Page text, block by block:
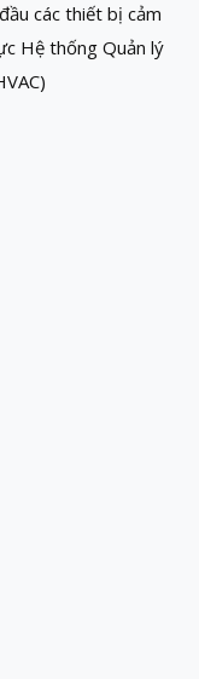
các thiết bị cảm
Hệ thống Quản lý